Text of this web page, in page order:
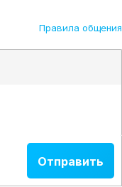
Правила общения